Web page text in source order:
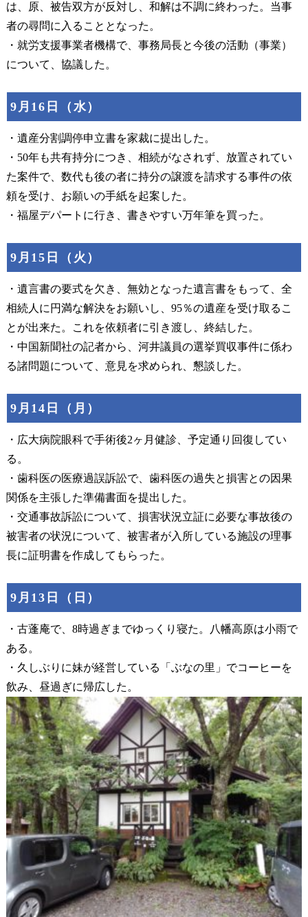
は、原、被告双方が反対し、和解は不調に終わった。当事
者の尋問に入ることとなった。
・就労支援事業者機構で、事務局長と今後の活動（事業）
について、協議した。
9月16日（水）
・遺産分割調停申立書を家裁に提出した。
・50年も共有持分につき、相続がなされず、放置されてい
た案件で、数代も後の者に持分の譲渡を請求する事件の依
頼を受け、お願いの手紙を起案した。
・福屋デパートに行き、書きやすい万年筆を買った。
9月15日（火）
・遺言書の要式を欠き、無効となった遺言書をもって、全
相続人に円満な解決をお願いし、95％の遺産を受け取るこ
とが出来た。これを依頼者に引き渡し、終結した。
・中国新聞社の記者から、河井議員の選挙買収事件に係わ
る諸問題について、意見を求められ、懇談した。
9月14日（月）
・広大病院眼科で手術後2ヶ月健診、予定通り回復してい
る。
・歯科医の医療過誤訴訟で、歯科医の過失と損害との因果
関係を主張した準備書面を提出した。
・交通事故訴訟について、損害状況立証に必要な事故後の
被害者の状況について、被害者が入所している施設の理事
長に証明書を作成してもらった。
9月13日（日）
・古蓬庵で、8時過ぎまでゆっくり寝た。八幡高原は小雨で
ある。
・久しぶりに妹が経営している「ぶなの里」でコーヒーを
飲み、昼過ぎに帰広した。